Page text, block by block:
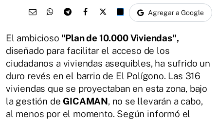
Agregar a Google
El ambicioso "Plan de 10.000 Viviendas",
diseñado para facilitar el acceso de los
ciudadanos a viviendas asequibles, ha sufrido un
duro revés en el barrio de El Polígono. Las 316
viviendas que se proyectaban en esta zona, bajo
la gestión de GICAMAN, no se llevarán a cabo,
al menos por el momento. Según informó el